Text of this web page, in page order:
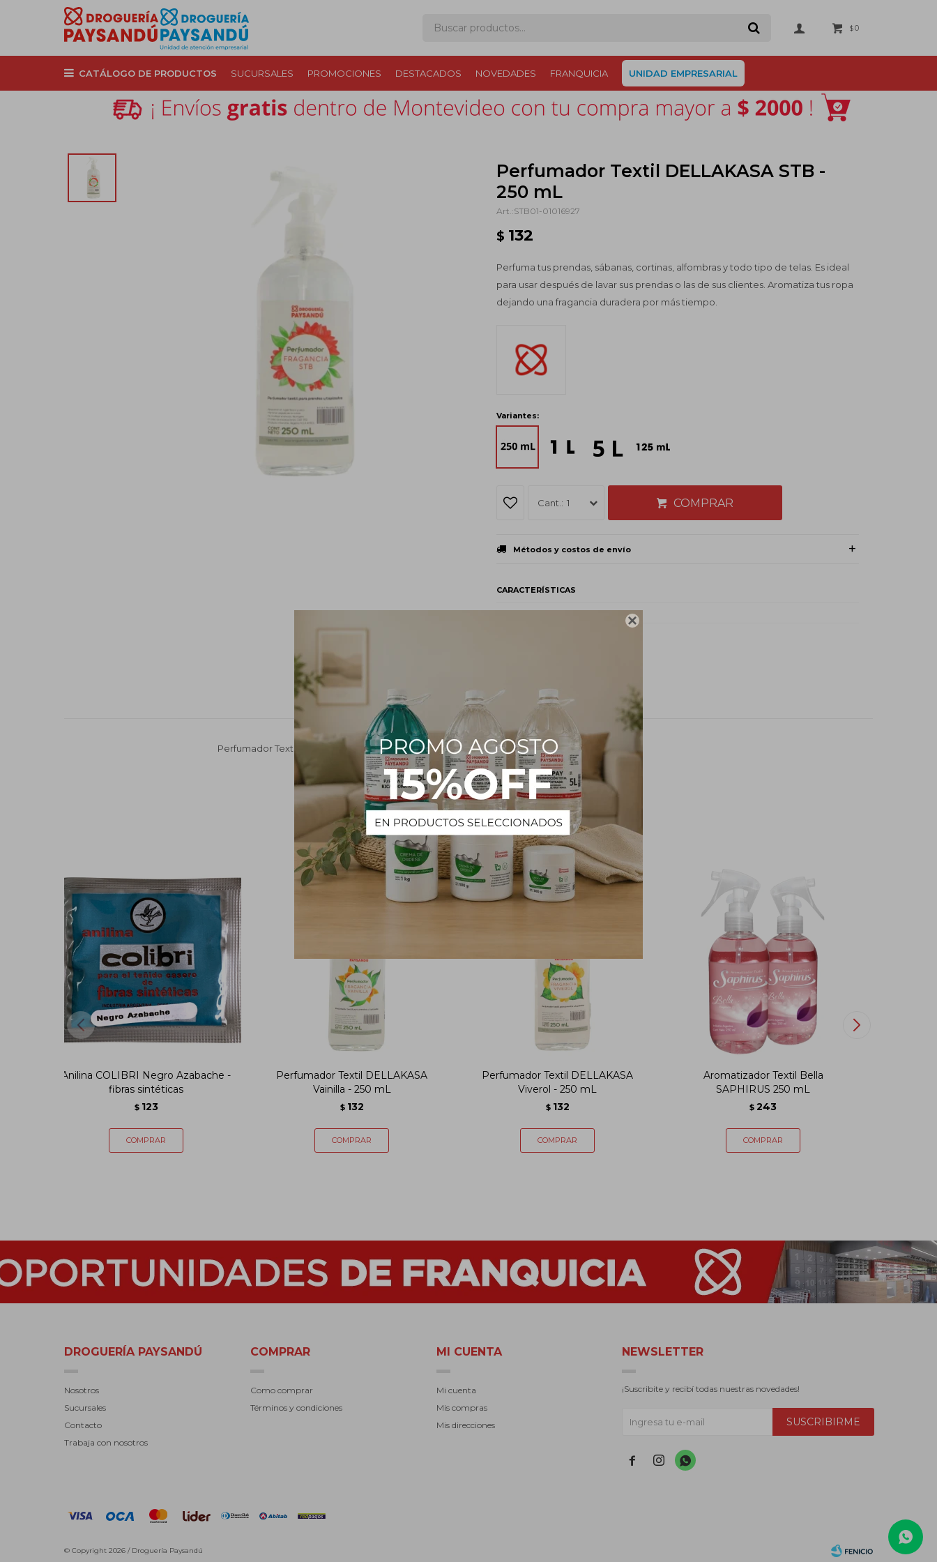

CATÁLOGO DE PRODUCTOS SUCURSALES PROMOCIONES DESTACADOS NOVEDADES FRANQUICIA UNIDAD EMPRESARIAL
$0
Perfumador Textil DELLAKASA STB -
250 mL
STB01-01016927
$ 132
Perfuma tus prendas, sábanas, cortinas, alfombras y todo tipo de telas. Es ideal
para usar después de lavar sus prendas o las de sus clientes. Aromatiza tus ropa
dejando una fragancia duradera por más tiempo.
Variantes:
1 COMPRAR
Métodos y costos de envío
CARACTERÍSTICAS
Estado Líquido
Descripción
Perfumador Textil DELLAKASA STB
PRODUCTOS QUE TE PUEDEN INTERESAR
Anilina COLIBRI Negro Azabache -
fibras sintéticas
$ 123
Perfumador Textil DELLAKASA
Vainilla - 250 mL
$ 132
Perfumador Textil DELLAKASA
Viverol - 250 mL
$ 132
Aromatizador Textil Bella
SAPHIRUS 250 mL
$ 243
DROGUERÍA PAYSANDÚ
Nosotros
Sucursales
Contacto
Trabaja con nosotros
COMPRAR
Como comprar
Términos y condiciones
MI CUENTA
Mi cuenta
Mis compras
Mis direcciones
NEWSLETTER
¡Suscribite y recibí todas nuestras novedades!
SUSCRIBIRME
  
© Copyright 2026 / Droguería Paysandú